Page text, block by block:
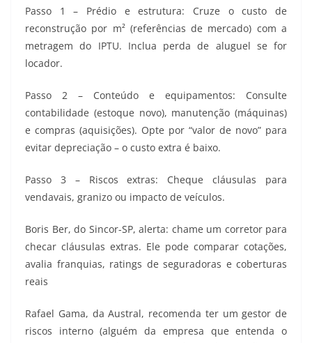
Passo 1 – Prédio e estrutura: Cruze o custo de
reconstrução por m² (referências de mercado) com a
metragem do IPTU. Inclua perda de aluguel se for
locador.
Passo 2 – Conteúdo e equipamentos: Consulte
contabilidade (estoque novo), manutenção (máquinas)
e compras (aquisições). Opte por “valor de novo” para
evitar depreciação – o custo extra é baixo.
Passo 3 – Riscos extras: Cheque cláusulas para
vendavais, granizo ou impacto de veículos.
Boris Ber, do Sincor-SP, alerta: chame um corretor para
checar cláusulas extras. Ele pode comparar cotações,
avalia franquias, ratings de seguradoras e coberturas
reais
Rafael Gama, da Austral, recomenda ter um gestor de
riscos interno (alguém da empresa que entenda o